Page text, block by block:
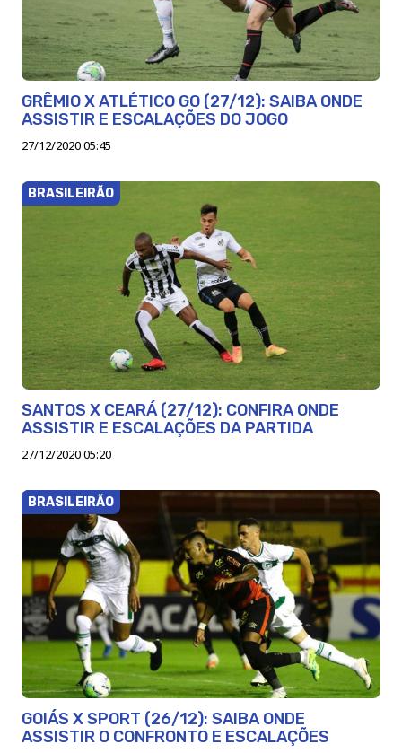
GRÊMIO X ATLÉTICO GO (27/12): SAIBA ONDE
ASSISTIR E ESCALAÇÕES DO JOGO
27/12/2020 05:45
BRASILEIRÃO
SANTOS X CEARÁ (27/12): CONFIRA ONDE
ASSISTIR E ESCALAÇÕES DA PARTIDA
27/12/2020 05:20
BRASILEIRÃO
GOIÁS X SPORT (26/12): SAIBA ONDE
ASSISTIR O CONFRONTO E ESCALAÇÕES